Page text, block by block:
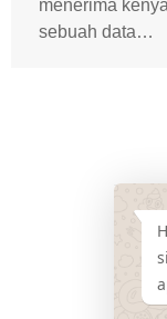
menerima
sebuah data…